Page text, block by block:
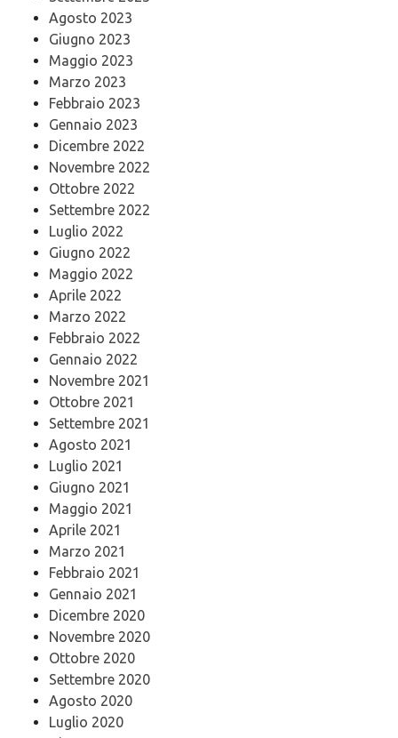
Agosto 2023
Giugno 2023
Maggio 2023
Marzo 2023
Febbraio 2023
Gennaio 2023
Dicembre 2022
Novembre 2022
Ottobre 2022
Settembre 2022
Luglio 2022
Giugno 2022
Maggio 2022
Aprile 2022
Marzo 2022
Febbraio 2022
Gennaio 2022
Novembre 2021
Ottobre 2021
Settembre 2021
Agosto 2021
Luglio 2021
Giugno 2021
Maggio 2021
Aprile 2021
Marzo 2021
Febbraio 2021
Gennaio 2021
Dicembre 2020
Novembre 2020
Ottobre 2020
Settembre 2020
Agosto 2020
Luglio 2020